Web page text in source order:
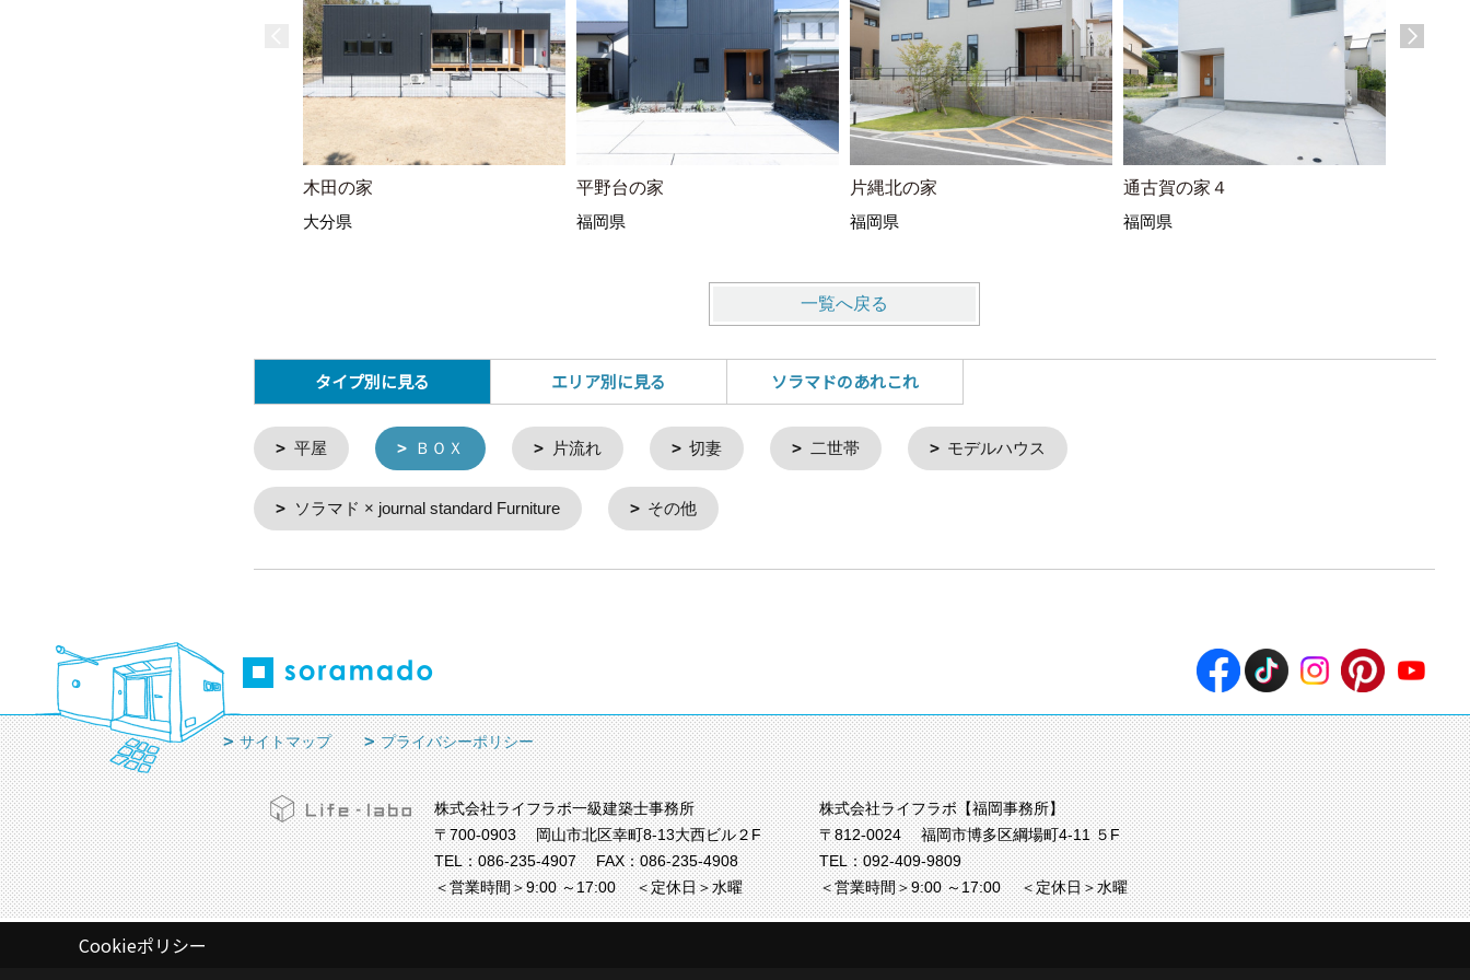
木田の家
大分県
平野台の家
福岡県
片縄北の家
福岡県
通古賀の家４
福岡県
一覧へ戻る
タイプ別に見る エリア別に見る ソラマドのあれこれ
平屋 ＢＯＸ 片流れ 切妻 二世帯 モデルハウス
ソラマド × journal standard Furniture その他
サイトマップ プライバシーポリシー
株式会社ライフラボ一級建築士事務所
〒700-0903岡山市北区幸町8-13大西ビル２F
TEL：086-235-4907
FAX：086-235-4908
＜営業時間＞9:00 ～17:00＜定休日＞水曜
株式会社ライフラボ【福岡事務所】
〒812-0024福岡市博多区綱場町4-11 ５F
TEL：092-409-9809
＜営業時間＞9:00 ～17:00＜定休日＞水曜
Copyright (c) Life-labo. All Rights Reserved.
Cookieポリシー